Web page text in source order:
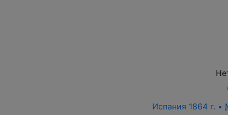
Испания 1864 г. •